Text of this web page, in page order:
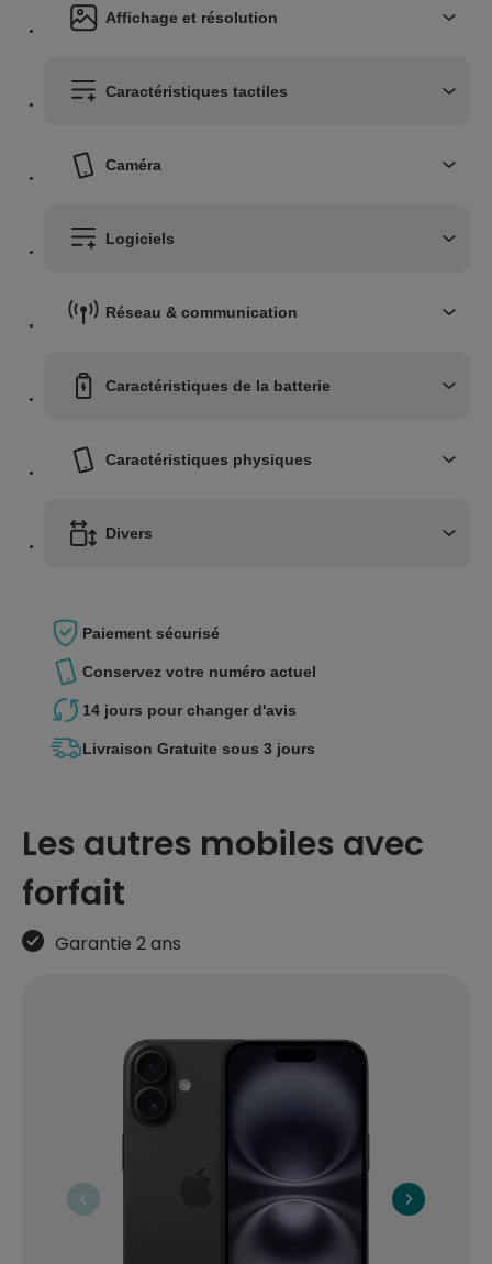
Affichage et résolution
Caractéristiques tactiles
Caméra
Logiciels
Réseau & communication
Caractéristiques de la batterie
Caractéristiques physiques
Divers
Paiement sécurisé
Conservez votre numéro actuel
14 jours pour changer d'avis
Livraison Gratuite sous 3 jours
Les autres mobiles avec
forfait
Garantie 2 ans